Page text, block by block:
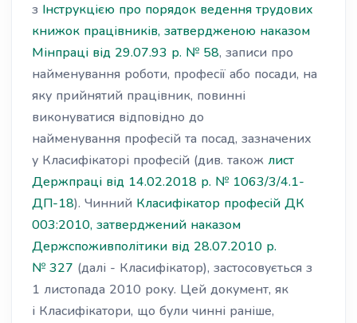
з Інструкцією про порядок ведення трудових
книжок працівників, затвердженою наказом
Мінпраці від 29.07.93 р. № 58, записи про
найменування роботи, професії або посади, на
яку прийнятий працівник, повинні
виконуватися відповідно до
найменування професій та посад, зазначених
у Класифікаторі професій (див. також лист
Держпраці від 14.02.2018 р. № 1063/3/4.1-
ДП-18). Чинний Класифікатор професій ДК
003:2010, затверджений наказом
Держспоживполітики від 28.07.2010 р.
№ 327 (далі - Класифікатор), застосовується з
1 листопада 2010 року. Цей документ, як
і Класифікатори, що були чинні раніше,